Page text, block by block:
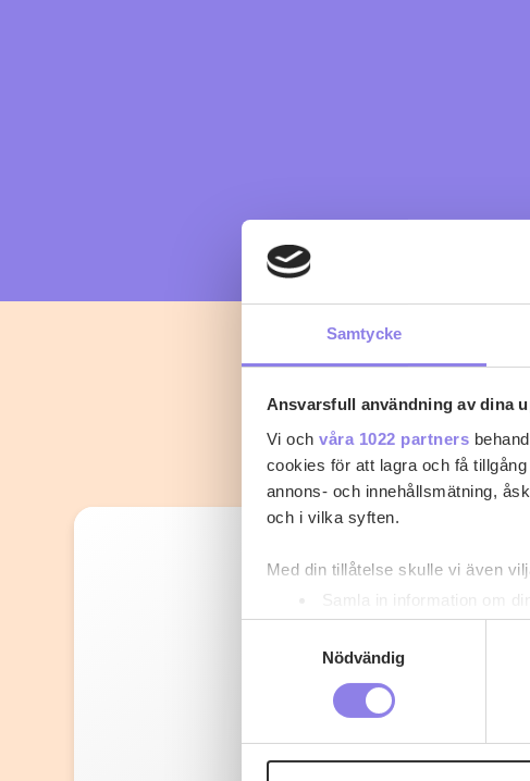
Samtycke
Ansvarsfull användning av dina
Vi och våra 1022 partners
cookies för att lagra och få
annons- och innehållsmätning,
och i vilka syften.
Med din tillåtelse skulle vi även
Samla in information om
Identifiera din enhet
Ta reda på mer om hur dina
eller dra tillbaka ditt samtycke
eller äldre. Genom att besöka
Nödvändig